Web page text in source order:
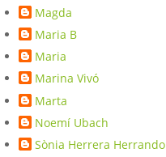
Magda
Maria B
Maria
Marina Vivó
Marta
Noemí Ubach
Sònia Herrera Herrando